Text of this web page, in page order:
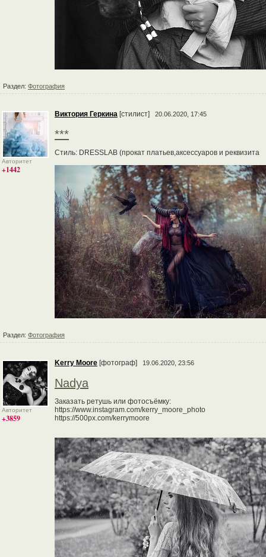
Раздел: Фотография
Авторитет
+1442
Виктория Геркина [стилист] 20.06.2020, 17:45
***
Стиль: DRESSLAB (прокат платьев,аксессуаров и реквизита
Раздел: Фотография
Авторитет
+3859
Kerry Moore [фотограф] 19.06.2020, 23:56
Nadya
Заказать ретушь или фотосъёмку:
https://www.instagram.com/kerry_moore_photo
https://500px.com/kerrymoore